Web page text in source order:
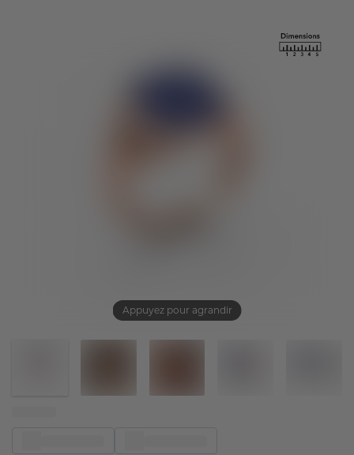
Appuyez pour agrandir